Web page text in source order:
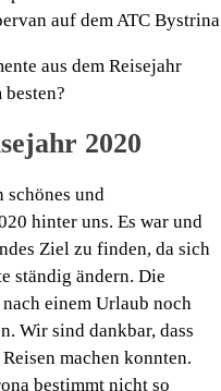
auf dem ATC
aus dem Reisejahr
2020
schönes und
hinter uns. Es war und
Ziel zu finden, da sich
ständig ändern. Die
einem Urlaub noch
Wir sind dankbar, dass
machen konnten.
bestimmt nicht so